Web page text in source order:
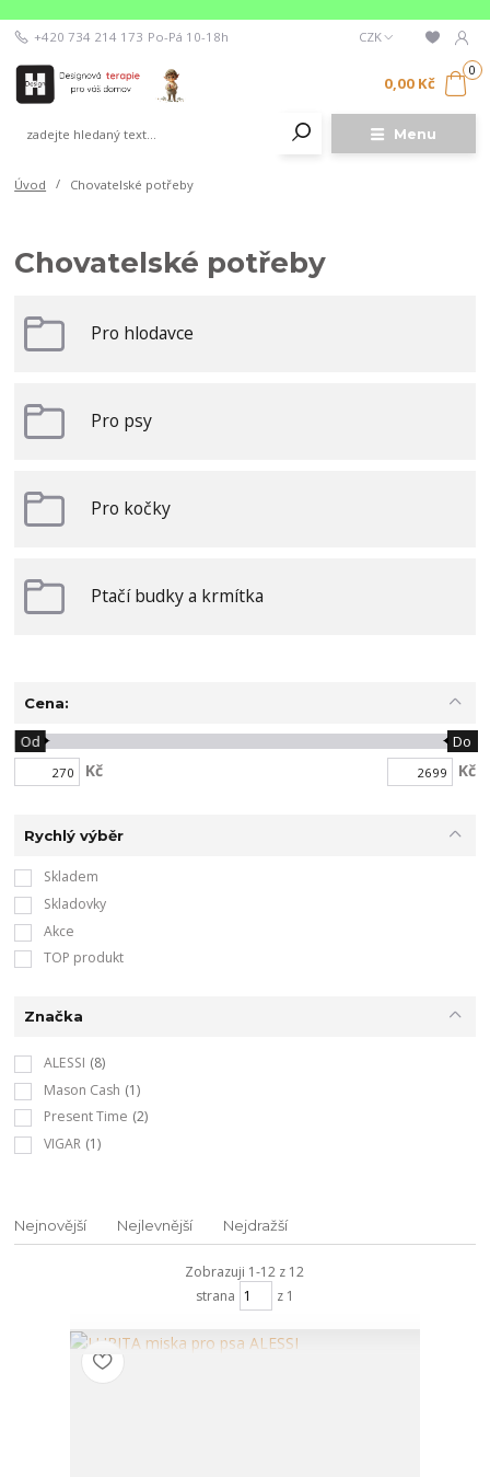
Menu
CZK
+420 734 214 173 Po-Pá 10-18h
0
0,00 Kč
Úvod Chovatelské potřeby
Chovatelské potřeby
Pro hlodavce
Pro psy
Pro kočky
Ptačí budky a krmítka
Cena:
Kč
Od Do
Kč
Rychlý výběr
Skladem
Skladovky
Akce
TOP produkt
Značka
ALESSI (8)
Mason Cash (1)
Present Time (2)
VIGAR (1)
Nejnovější Nejlevnější Nejdražší
Zobrazuji 1-12 z 12
strana
z 1